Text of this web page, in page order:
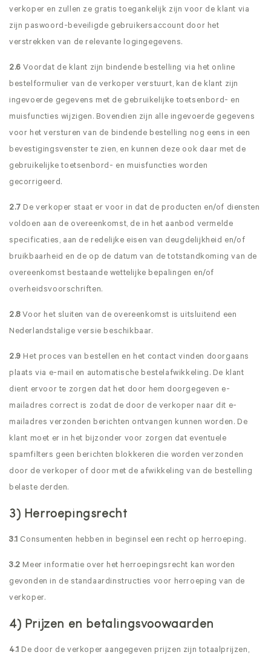
verkoper en zullen ze gratis toegankelijk zijn voor de klant via
zijn paswoord-beveiligde gebruikersaccount door het
verstrekken van de relevante logingegevens.
2.6 Voordat de klant zijn bindende bestelling via het online
bestelformulier van de verkoper verstuurt, kan de klant zijn
ingevoerde gegevens met de gebruikelijke toetsenbord- en
muisfuncties wijzigen. Bovendien zijn alle ingevoerde gegevens
voor het versturen van de bindende bestelling nog eens in een
bevestigingsvenster te zien, en kunnen deze ook daar met de
gebruikelijke toetsenbord- en muisfuncties worden
gecorrigeerd.
2.7 De verkoper staat er voor in dat de producten en/of diensten
voldoen aan de overeenkomst, de in het aanbod vermelde
specificaties, aan de redelijke eisen van deugdelijkheid en/of
bruikbaarheid en de op de datum van de totstandkoming van de
overeenkomst bestaande wettelijke bepalingen en/of
overheidsvoorschriften.
2.8Voor het sluiten van de overeenkomst is uitsluitend een
Nederlandstalige versie beschikbaar.
2.9 Het proces van bestellen en het contact vinden doorgaans
plaats via e-mail en automatische bestelafwikkeling. De klant
dient ervoor te zorgen dat het door hem doorgegeven e-
mailadres correct is zodat de door de verkoper naar dit e-
mailadres verzonden berichten ontvangen kunnen worden. De
klant moet er in het bijzonder voor zorgen dat eventuele
spamfilters geen berichten blokkeren die worden verzonden
door de verkoper of door met de afwikkeling van de bestelling
belaste derden.
3) Herroepingsrecht
3.1 Consumenten hebben in beginsel een recht op herroeping.
3.2 Meer informatie over het herroepingsrecht kan worden
gevonden in de standaardinstructies voor herroeping van de
verkoper.
4) Prijzen en betalingsvoowaarden
4.1 De door de verkoper aangegeven prijzen zijn totaalprijzen,